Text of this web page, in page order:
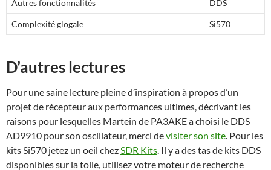
Autres fonctionnalités DDS
Complexité glogale Si570
D’autres lectures
Pour une saine lecture pleine d’inspiration à propos d’un
projet de récepteur aux performances ultimes, décrivant les
raisons pour lesquelles Martein de PA3AKE a choisi le DDS
AD9910 pour son oscillateur, merci devisiter son site. Pour les
kits Si570 jetez un oeil chezSDR Kits. Il y a des tas de kits DDS
disponibles sur la toile, utilisez votre moteur de recherche